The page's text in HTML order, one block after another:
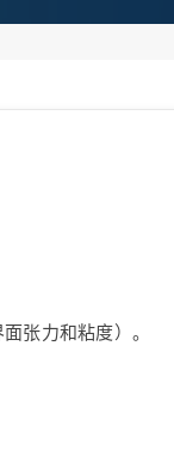
张力和粘度）。